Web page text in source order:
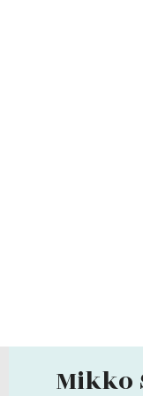
Mikko